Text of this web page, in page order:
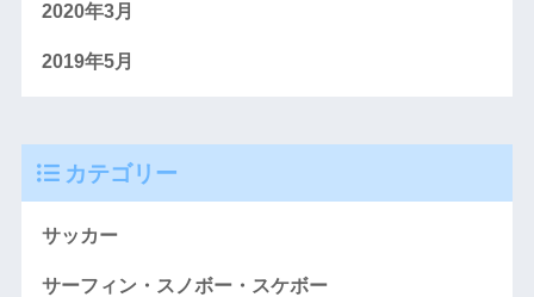
2020年3月
2019年5月
カテゴリー
サッカー
サーフィン・スノボー・スケボー